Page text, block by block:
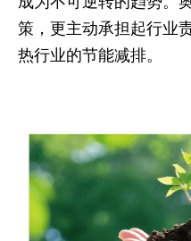
策，更主动承担起行业
热行业的节能减排。